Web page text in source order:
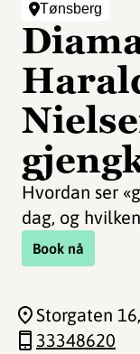
Tønsberg
Hvordan ser
dag, og
Book nå
Storgaten 16
33348620